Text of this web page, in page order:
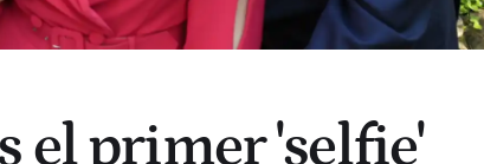
el primer 'selfie'